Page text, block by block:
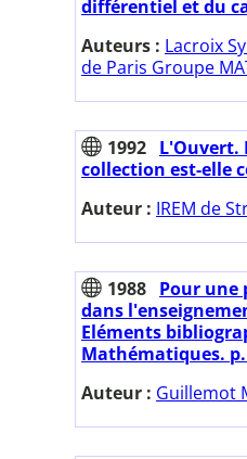
différentiel et du
Auteurs : Lacroix
de Paris Groupe
1992 L'Ouvert.
collection est-elle
Auteur : IREM de
1988 Pour une
dans
Eléments
Mathématiques. p.
Auteur : Guillemot